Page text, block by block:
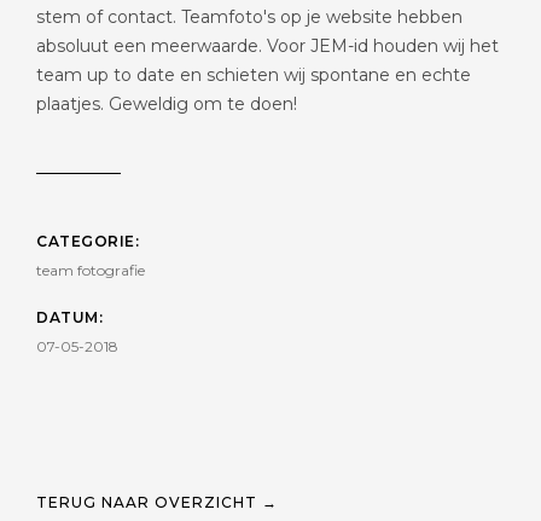
stem of contact. Teamfoto's op je website hebben
absoluut een meerwaarde. Voor JEM-id houden wij het
team up to date en schieten wij spontane en echte
plaatjes. Geweldig om te doen!
CATEGORIE:
team fotografie
DATUM:
07-05-2018
TERUG NAAR OVERZICHT →